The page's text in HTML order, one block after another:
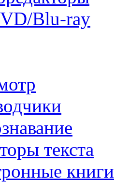
Blu-ray
текста
книги